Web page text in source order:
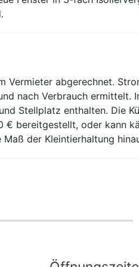
Vermieter abgerechnet.
nach Verbrauch ermittelt.
Stellplatz enthalten. Die
€ bereitgestellt, oder kann
der Kleintierhaltung